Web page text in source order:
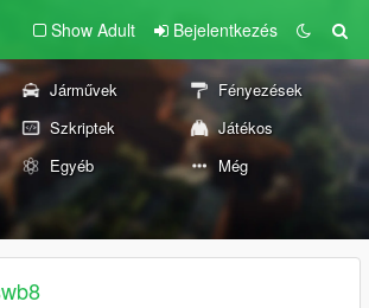
Show Adult Bejelentkezés
Járművek
Fényezések
Szkriptek
Játékos
Egyéb Még